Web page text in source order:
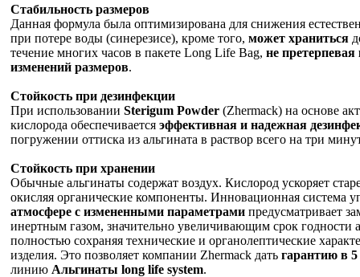
Стабильность размеров
Данная формула была оптимизирована для снижения
при потере воды (синерезисе), кроме того, может храниться
течение многих часов в пакете Long Life Bag, не
изменений размеров.
Стойкость при дезинфекции
При использовании Sterigum Powder (Zhermack) на основе
кислорода обеспечивается эффективная и надежная
погружении оттиска из альгината в раствор всего на три
Стойкость при хранении
Обычные альгинаты содержат воздух. Кислород ускоряет
окисляя органические компоненты. Инновационная система
атмосфере с измененными параметрами предусматривает
инертным газом, значительно увеличивающим срок годности
полностью сохраняя технические и органолептические
изделия. Это позволяет компании Zhermack дать гарантию в 5
линию Альгинаты long life system.